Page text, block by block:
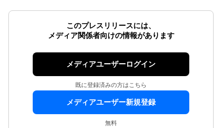
このプレスリリースには、
メディア関係者向けの情報があります
メディアユーザーログイン
既に登録済みの方はこちら
メディアユーザー新規登録
無料